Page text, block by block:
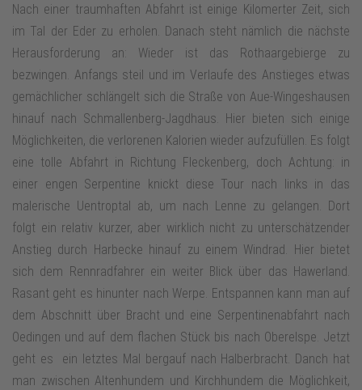
Nach einer traumhaften Abfahrt ist einige Kilomerter Zeit, sich
im Tal der Eder zu erholen. Danach steht nämlich die nächste
Herausforderung an: Wieder ist das Rothaargebierge zu
bezwingen. Anfangs steil und im Verlaufe des Anstieges etwas
gemächlicher schlängelt sich die Straße von Aue-Wingeshausen
hinauf nach Schmallenberg-Jagdhaus. Hier bieten sich einige
Möglichkeiten, die verlorenen Kalorien wieder aufzufüllen. Es folgt
eine tolle Abfahrt in Richtung Fleckenberg, doch Achtung: in
einer engen Serpentine knickt diese Tour nach links in das
malerische Uentroptal ab, um nach Lenne zu gelangen. Dort
folgt ein relativ kurzer, aber wirklich nicht zu unterschätzender
Anstieg durch Harbecke hinauf zu einem Windrad. Hier bietet
sich dem Rennradfahrer ein weiter Blick über das Hawerland.
Rasant geht es hinunter nach Werpe. Entspannen kann man auf
dem Abschnitt über Bracht und eine Serpentinenabfahrt nach
Oedingen und auf dem flachen Stück bis nach Oberelspe. Jetzt
geht es ein letztes Mal bergauf nach Halberbracht. Danch hat
man zwischen Altenhundem und Kirchhundem die Möglichkeit,